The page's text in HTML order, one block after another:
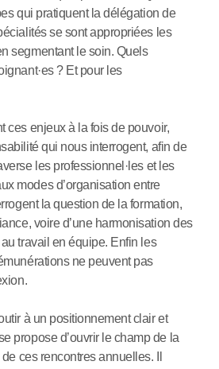
qui pratiquent la délégation de
se sont appropriées les
segmentant le soin. Quels
·es ? Et pour les
ces enjeux à la fois de pouvoir,
qui nous interrogent, afin de
les professionnel · les et les
modes d’organisation entre
la question de la formation,
voire d’une harmonisation des
travail en équipe. Enfin les
ne peuvent pas
à un positionnement clair et
propose d’ouvrir le champ de la
ces rencontres annuelles. Il